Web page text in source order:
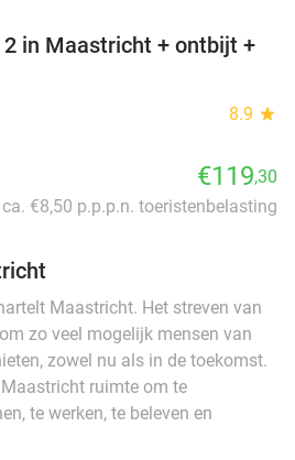
in Maastricht + ontbijt +
8.9 star
€119,30
ca. €8,50 p.p.p.n. toeristenbelasting
Maastricht. Het streven van
zo veel mogelijk mensen van
zowel nu als in de toekomst.
ruimte om te
te werken, te beleven en